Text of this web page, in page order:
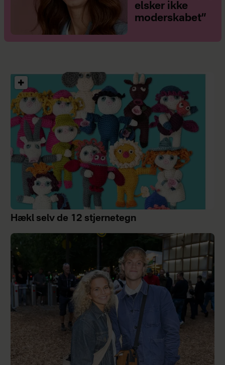
elsker ikke
moderskabet”
Hækl selv de 12 stjernetegn